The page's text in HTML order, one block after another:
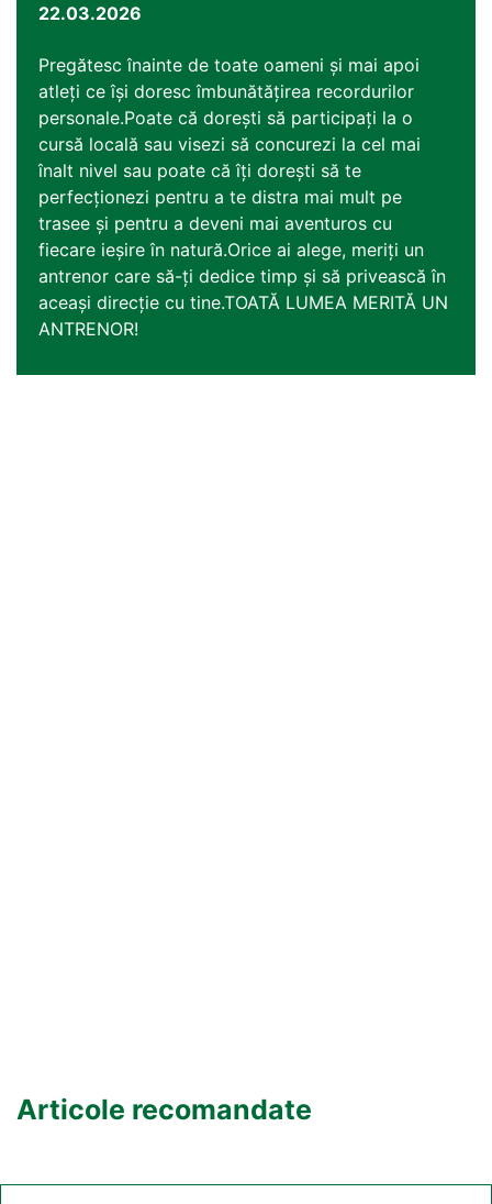
22.03.2026
Pregătesc înainte de toate oameni și mai apoi
atleți ce își doresc îmbunătățirea recordurilor
personale.Poate că dorești să participați la o
cursă locală sau visezi să concurezi la cel mai
înalt nivel sau poate că îți dorești să te
perfecționezi pentru a te distra mai mult pe
trasee și pentru a deveni mai aventuros cu
fiecare ieșire în natură.Orice ai alege, meriți un
antrenor care să-ți dedice timp și să privească în
aceași direcție cu tine.TOATĂ LUMEA MERITĂ UN
ANTRENOR!
Articole recomandate